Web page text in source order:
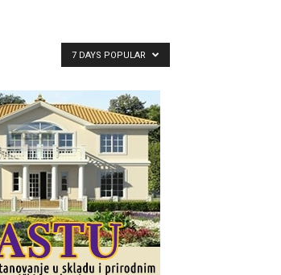
7 DAYS POPULAR